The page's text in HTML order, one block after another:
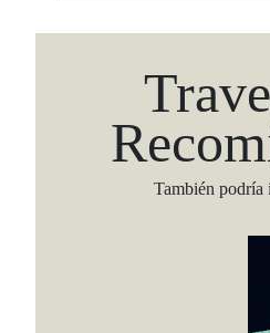
También podría
Viaja con Travesías,